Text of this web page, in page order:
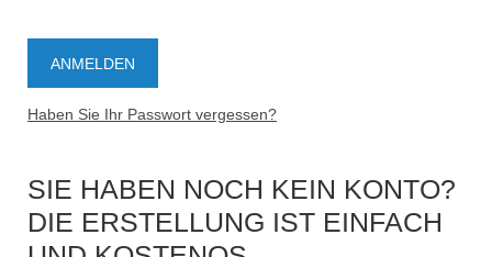
Haben Sie Ihr Passwort vergessen?
SIE HABEN NOCH KEIN KONTO?
DIE ERSTELLUNG IST EINFACH